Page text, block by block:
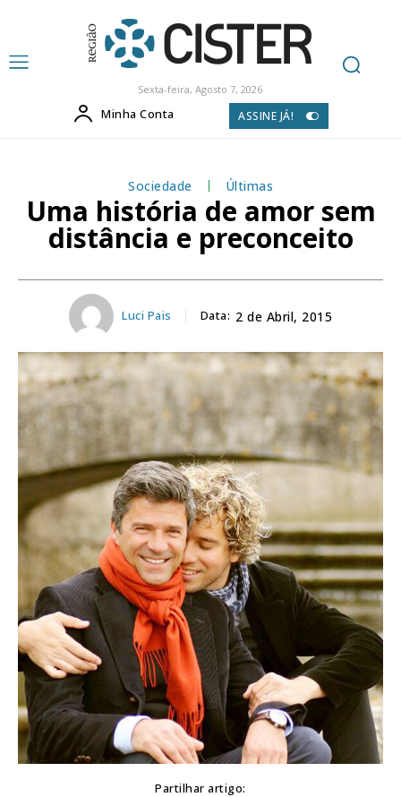
Sexta-feira, Agosto 7, 2026
Minha Conta ASSINE JÁ!
Sociedade Últimas
Uma história de amor sem
distância e preconceito
Luci Pais Data: 2 de Abril, 2015
Partilhar artigo: